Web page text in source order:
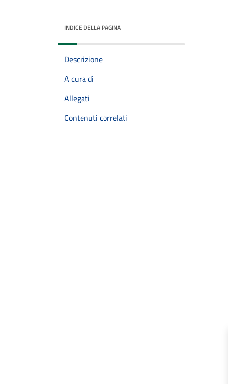
INDICE DELLA PAGINA
Descrizione
A cura di
Allegati
Contenuti correlati